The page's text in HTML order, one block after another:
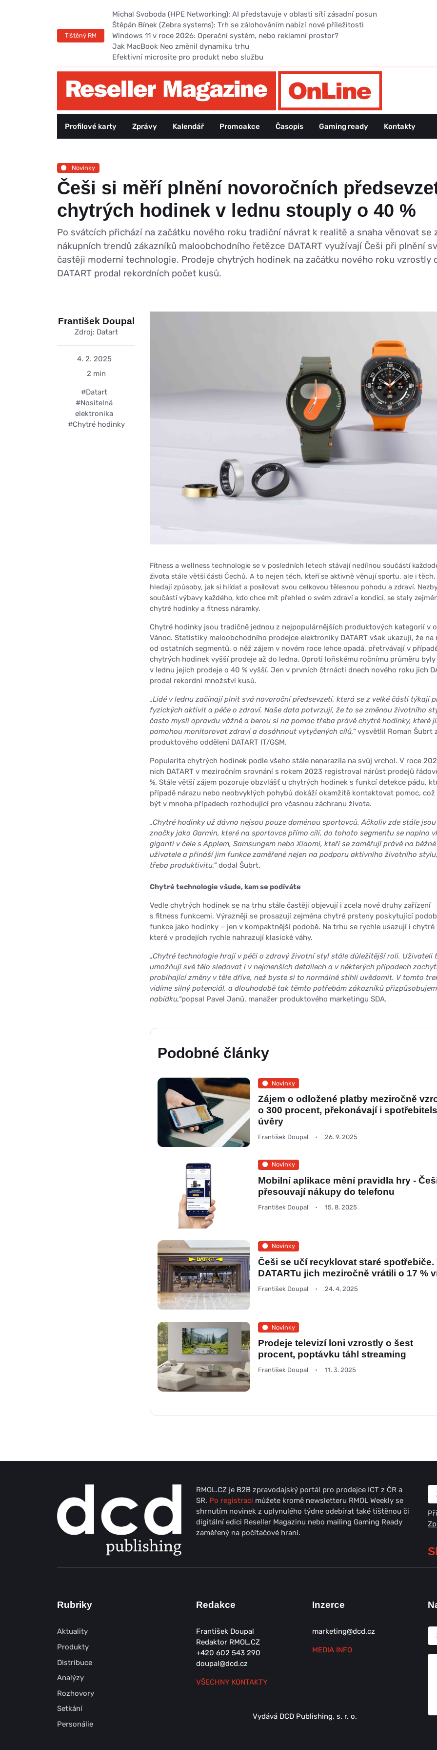
Tištěný RM
Michal Svoboda (HPE Networking): AI představuje v oblasti sítí zásadní posun
Štěpán Bínek (Zebra systems): Trh se zálohováním nabízí nové příležitosti
Windows 11 v roce 2026: Operační systém, nebo reklamní prostor?
Jak MacBook Neo změnil dynamiku trhu
Efektivní microsite pro produkt nebo službu
Profilové karty Zprávy Kalendář Promoakce Časopis Gaming ready Kontakty
Novinky
Češi si měří plnění novoročních
chytrých hodinek v lednu stouply o 40 %
Po svátcích přichází na začátku nového roku tradiční návrat k realitě a snaha věnovat
nákupních trendů zákazníků maloobchodního řetězce DATART využívají Češi při plnění
častěji moderní technologie. Prodeje chytrých hodinek na začátku nového roku vzrostly
DATART prodal rekordních počet kusů.
František Doupal
Zdroj: Datart
4. 2. 2025
2 min
#Datart
#Nositelná
elektronika
#Chytré hodinky
Fitness a wellness technologie se v posledních letech stávají nedílnou součástí
života stále větší části Čechů. A to nejen těch, kteří se aktivně věnují sportu, ale i těch,
hledají způsoby, jak si hlídat a posilovat svou celkovou tělesnou pohodu a zdraví.
součástí výbavy každého, kdo chce mít přehled o svém zdraví a kondici, se staly
chytré hodinky a fitness náramky.
Chytré hodinky jsou tradičně jednou z nejpopulárnějších produktových kategorií v
Vánoc. Statistiky maloobchodního prodejce elektroniky DATART však ukazují, že na
od ostatních segmentů, o něž zájem v novém roce lehce opadá, přetrvávají v
chytrých hodinek vyšší prodeje až do ledna. Oproti loňskému ročnímu průměru byly
v lednu jejich prodeje o 40 % vyšší. Jen v prvních čtrnácti dnech nového roku jich
prodal rekordní množství kusů.
„Lidé v lednu začínají plnit svá novoroční předsevzetí, která se z velké části týkají
fyzických aktivit a péče o zdraví. Naše data potvrzují, že to se změnou životního
často myslí opravdu vážně a berou si na pomoc třeba právě chytré hodinky, které
pomohou monitorovat zdraví a dosáhnout vytyčených cílů,“vysvětlil Roman Šubrt
produktového oddělení DATART IT/GSM.
Popularita chytrých hodinek podle všeho stále nenarazila na svůj vrchol. V roce
nich DATART v meziročním srovnání s rokem 2023 registroval nárůst prodejů
%. Stále větší zájem pozoruje obzvlášť u chytrých hodinek s funkcí detekce pádu,
případě nárazu nebo neobvyklých pohybů dokáží okamžitě kontaktovat pomoc, což
být v mnoha případech rozhodující pro včasnou záchranu života.
„Chytré hodinky už dávno nejsou pouze doménou sportovců. Ačkoliv zde stále jsou
značky jako Garmin, které na sportovce přímo cílí, do tohoto segmentu se naplno
giganti v čele s Applem, Samsungem nebo Xiaomi, kteří se zaměřují právě na běžné
uživatele a přináší jim funkce zaměřené nejen na podporu aktivního životního
třeba produktivitu,“dodal Šubrt.
Chytré technologie všude, kam se podíváte
Vedle chytrých hodinek se na trhu stále častěji objevují i zcela nové druhy zařízení
s fitness funkcemi. Výrazněji se prosazují zejména chytré prsteny poskytující
funkce jako hodinky – jen v kompaktnější podobě. Na trhu se rychle usazují i chytré
které v prodejích rychle nahrazují klasické váhy.
„Chytré technologie hrají v péči o zdravý životní styl stále důležitější roli. Uživateli
umožňují své tělo sledovat i v nejmenších detailech a v některých případech
probíhající změny v těle dříve, než byste si to normálně stihli uvědomit. V tomto
vidíme silný potenciál, a dlouhodobě tak těmto potřebám zákazníků
nabídku,“popsal Pavel Janů, manažer produktového marketingu SDA.
Podobné články
Novinky
Zájem o odložené platby meziročně
o 300 procent, překonávají i
úvěry
František Doupal 26. 9. 2025
Novinky
Mobilní aplikace mění pravidla hry -
přesouvají nákupy do telefonu
František Doupal 15. 8. 2025
Novinky
Češi se učí recyklovat staré spotřebiče.
DATARTu jich meziročně vrátili o 17 %
František Doupal 24. 4. 2025
Novinky
Prodeje televizí loni vzrostly o šest
procent, poptávku táhl streaming
František Doupal 11. 3. 2025
RMOL.CZ je B2B zpravodajský portál pro prodejce ICT z ČR a
SR. Po registraci můžete kromě newsletteru RMOL Weekly se
shrnutím novinek z uplynulého týdne odebírat také tištěnou či
digitální edici Reseller Magazinu nebo mailing Gaming Ready
zaměřený na počítačové hraní.
Rubriky
Aktuality
Produkty
Distribuce
Analýzy
Rozhovory
Setkání
Personálie
Redakce
František Doupal
Redaktor RMOL.CZ
+420 602 543 290
doupal@dcd.cz
VŠECHNY KONTAKTY
Inzerce
marketing@dcd.cz
MEDIA INFO
Vydává DCD Publishing, s. r. o.